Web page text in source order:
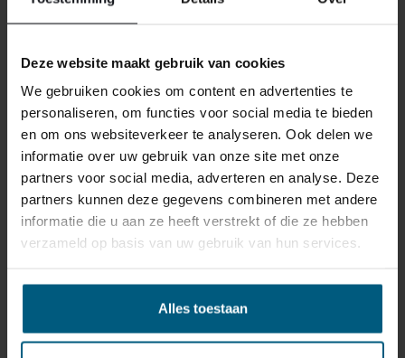
Deze website maakt gebruik van cookies
We gebruiken cookies om content en advertenties te
personaliseren, om functies voor social media te bieden
en om ons websiteverkeer te analyseren. Ook delen we
informatie over uw gebruik van onze site met onze
partners voor social media, adverteren en analyse. Deze
partners kunnen deze gegevens combineren met andere
informatie die u aan ze heeft verstrekt of die ze hebben
verzameld op basis van uw gebruik van hun services.
Alles toestaan
reden ook is, u heeft het recht uw bestelling tot
annuleren. Behandel het product met zorg en zorg
ervoor dat deze bij het retour sturen goed verpakt is.
Mocht het product beschadigd zijn of is de verpakking
meer beschadigd dan nodig, dan kunnen we deze
waardevermindering van het product aan u
doorberekenen.
GERELATEERDE PRODUCTEN